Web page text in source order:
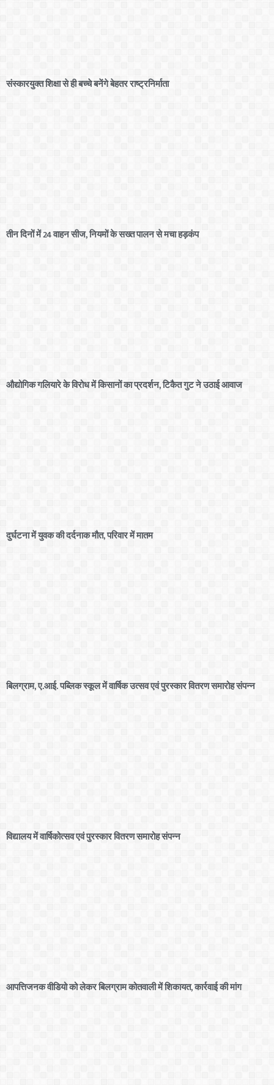
संस्कारयुक्त शिक्षा से ही बच्चे बनेंगे बेहतर राष्ट्रनिर्माता
तीन दिनों में 24 वाहन सीज, नियमों के सख्त पालन से मचा हड़कंप
औद्योगिक गलियारे के विरोध में किसानों का प्रदर्शन, टिकैत गुट ने उठाई आवाज
दुर्घटना में युवक की दर्दनाक मौत, परिवार में मातम
बिलग्राम, ए.आई. पब्लिक स्कूल में वार्षिक उत्सव एवं पुरस्कार वितरण समारोह संपन्न
विद्यालय में वार्षिकोत्सव एवं पुरस्कार वितरण समारोह संपन्न
आपत्तिजनक वीडियो को लेकर बिलग्राम कोतवाली में शिकायत, कार्रवाई की मांग